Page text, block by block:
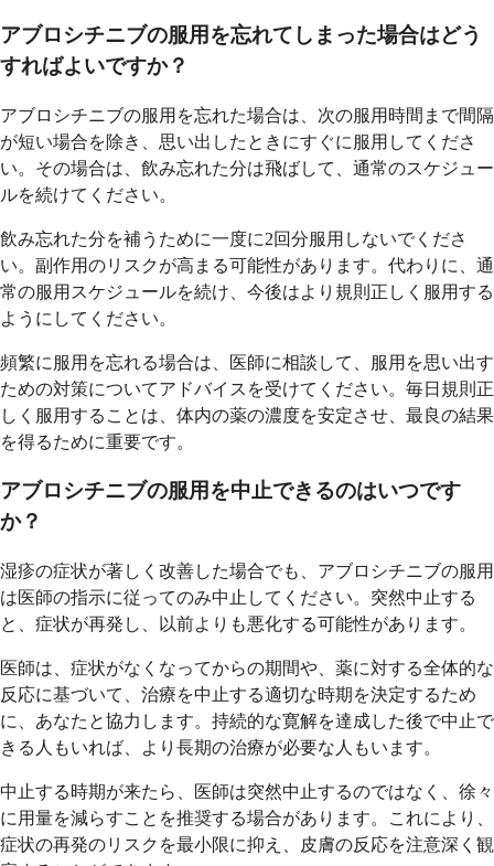
アブロシチニブの服用を忘れてしまった場合はどう
すればよいですか？
アブロシチニブの服用を忘れた場合は、次の服用時間まで間隔
が短い場合を除き、思い出したときにすぐに服用してくださ
い。その場合は、飲み忘れた分は飛ばして、通常のスケジュー
ルを続けてください。
飲み忘れた分を補うために一度に2回分服用しないでくださ
い。副作用のリスクが高まる可能性があります。代わりに、通
常の服用スケジュールを続け、今後はより規則正しく服用する
ようにしてください。
頻繁に服用を忘れる場合は、医師に相談して、服用を思い出す
ための対策についてアドバイスを受けてください。毎日規則正
しく服用することは、体内の薬の濃度を安定させ、最良の結果
を得るために重要です。
アブロシチニブの服用を中止できるのはいつです
か？
湿疹の症状が著しく改善した場合でも、アブロシチニブの服用
は医師の指示に従ってのみ中止してください。突然中止する
と、症状が再発し、以前よりも悪化する可能性があります。
医師は、症状がなくなってからの期間や、薬に対する全体的な
反応に基づいて、治療を中止する適切な時期を決定するため
に、あなたと協力します。持続的な寛解を達成した後で中止で
きる人もいれば、より長期の治療が必要な人もいます。
中止する時期が来たら、医師は突然中止するのではなく、徐々
に用量を減らすことを推奨する場合があります。これにより、
症状の再発のリスクを最小限に抑え、皮膚の反応を注意深く観